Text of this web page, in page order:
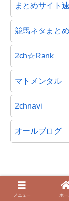
まとめサイト
競馬ネタまと
2ch☆Rank
マトメンタル
2chnavi
オールブログ
当サイトに
メニュー ホー